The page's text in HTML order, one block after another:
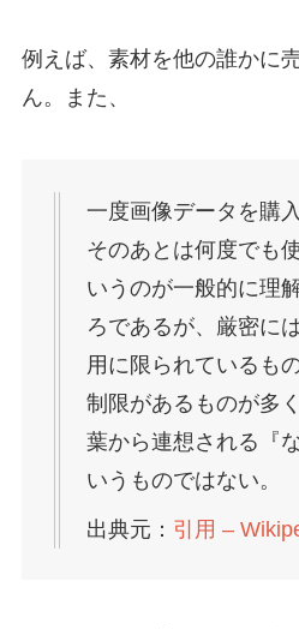
例えば、素材を他の誰かに
ん。また、
一度画像データを購
そのあとは何度でも
いうのが一般的に理
ろであるが、厳密に
用に限られているも
制限があるものが多
葉から連想される『
いうものではない。
出典元： 引用 –